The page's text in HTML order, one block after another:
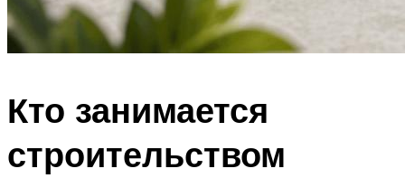
Кто занимается
строительством